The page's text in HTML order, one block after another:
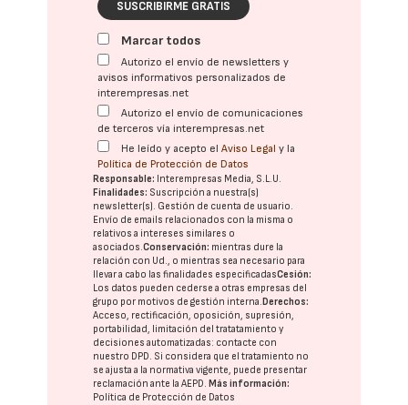
SUSCRIBIRME GRATIS
Marcar todos
Autorizo el envío de newsletters y
avisos informativos personalizados de
interempresas.net
Autorizo el envío de comunicaciones
de terceros vía interempresas.net
He leído y acepto elAviso Legal y la
Política de Protección de Datos
Responsable: Interempresas Media, S.L.U.
Finalidades: Suscripción a nuestra(s)
newsletter(s). Gestión de cuenta de usuario.
Envío de emails relacionados con la misma o
relativos a intereses similares o
asociados.Conservación: mientras dure la
relación con Ud., o mientras sea necesario para
llevar a cabo las finalidades especificadasCesión:
Los datos pueden cederse a otras empresas del
grupo por motivos de gestión interna.Derechos:
Acceso, rectificación, oposición, supresión,
portabilidad, limitación del tratatamiento y
decisiones automatizadas: contacte con
nuestro DPD. Si considera que el tratamiento no
se ajusta a la normativa vigente, puede presentar
reclamación ante laAEPD.Más información:
Política de Protección de Datos